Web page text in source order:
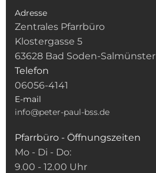
Adresse
Zentrales Pfarrbüro
Klostergasse 5
63628 Bad Soden-Salmünster
Telefon
06056-4141
E-mail
info@peter-paul-bss.de
Pfarrbüro - Öffnungszeiten
Mo - Di - Do:
9.00 - 12.00 Uhr